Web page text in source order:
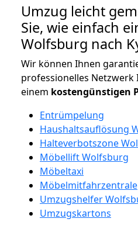
Umzug leicht
Sie, wie einfach
Wolfsburg nach
Wir können Ihnen
professionelles Netzwerk
einem kostengünstigen
Entrümpelung
Haushaltsauflösung
Halteverbotszone
Möbellift Wolfsburg
Möbeltaxi
Möbelmitfahrzentrale
Umzugshelfer
Umzugskartons